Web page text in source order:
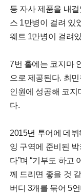
등 자사 제품을 내
스 1만병이 걸려 있
웨트 1만병이 걸려
7번 홀에는 코지마
으로 제공된다. 최
인원에 성공해 코지
다.
2015년 투어에 데뷔
잉 구역에 준비된
다”며 “기부도 하고
께 드리면 좋을 것
버디 3개를 묶어 5